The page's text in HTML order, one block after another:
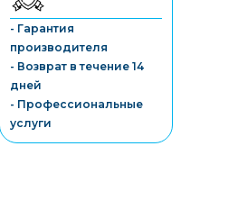
кредит 0.01%
кредит 0.01%
кредит 0.01%
кредит 0.01%
кредит 0.01%
- Гарантия
производителя
- Возврат в течение 14
дней
- Профессиональные
услуги